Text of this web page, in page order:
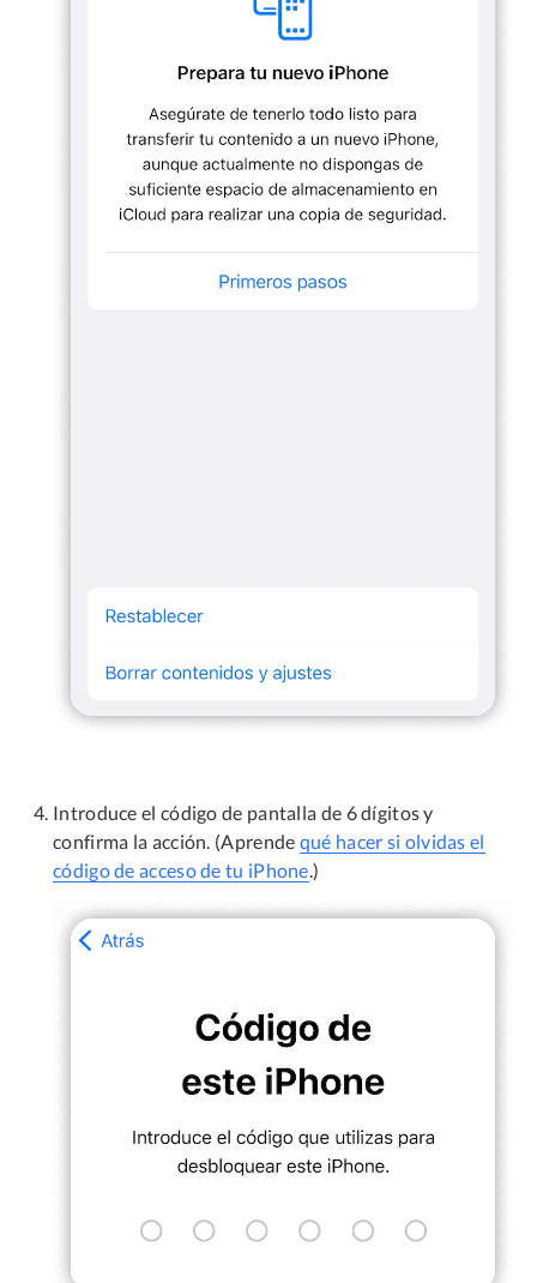
Introduce el código de pantalla de 6 dígitos y
confirma la acción. (Aprende qué hacer si olvidas el
código de acceso de tu iPhone.)